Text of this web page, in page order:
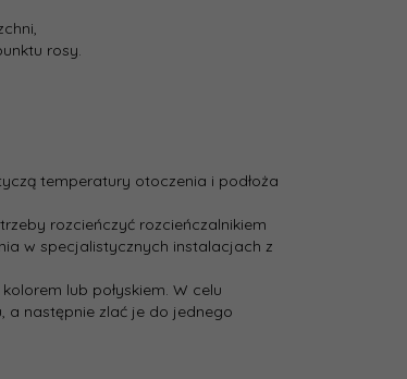
rosy.
temperatury otoczenia i podłoża
rozcieńczyć rozcieńczalnikiem
w specjalistycznych instalacjach z
lub połyskiem. W celu
a następnie zlać je do jednego